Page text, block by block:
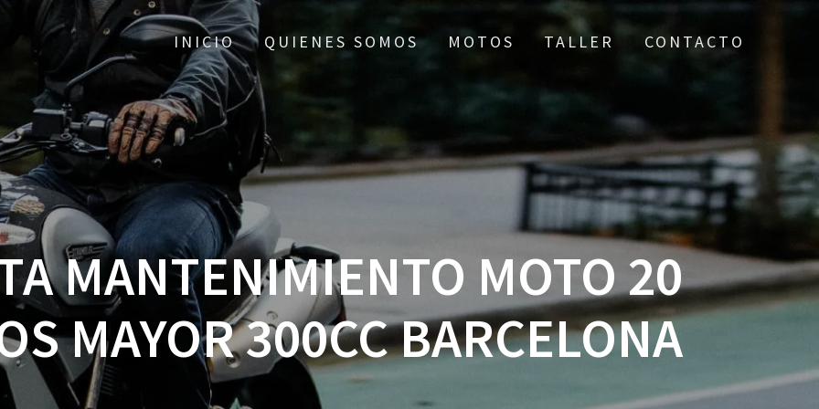
INICIO QUIENES SOMOS MOTOS TALLER CONTACTO
MANTENIMIENTO MOTO 20
MAYOR 300CC BARCELONA